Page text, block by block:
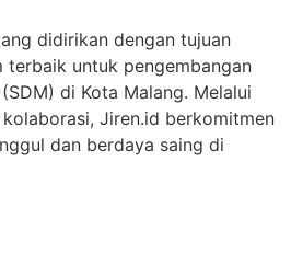
didirikan dengan tujuan
terbaik untuk pengembangan
di Kota Malang. Melalui
Jiren.id berkomitmen
dan berdaya saing di